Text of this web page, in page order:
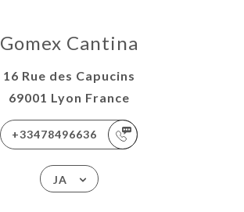
Gomex Cantina
16 Rue des Capucins
69001 Lyon France
+33478496636
JA